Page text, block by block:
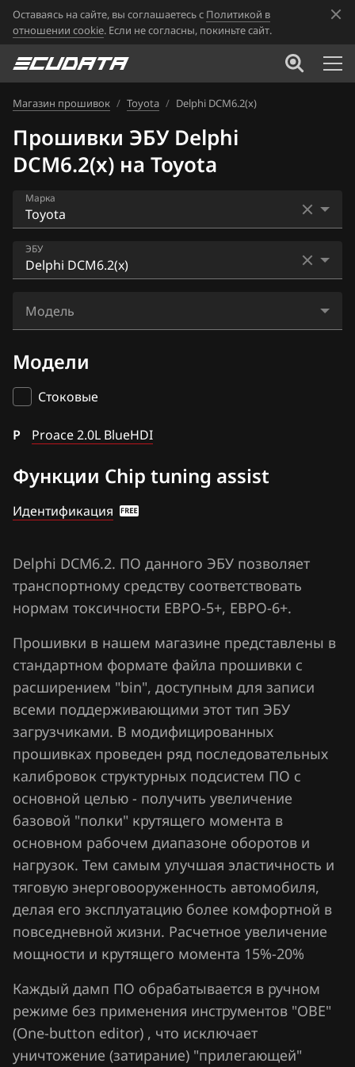
Оставаясь на сайте, вы соглашаетесь с Политикой в
отношении cookie. Если не согласны, покиньте сайт.
Магазин прошивок / Toyota / Delphi DCM6.2(x)
Прошивки ЭБУ Delphi
DCM6.2(x) на Toyota
Марка
Acura
Alfa Romeo
ATLAS
BAIC
BAW
Bentley
Cadillac
Changan
Chevrolet
Chrysler
Citroen
Dacia
Daewoo
DAF
Derways
Dodge
Dongfeng
Extreme moto
FAW
ЭБУ
Bosch MD1CS003
Bosch ME17.9.52
Bosch ME7.9.x
Denso (NEC) diesel GEN1
Denso (NEC) diesel GEN2
Denso (NEC) petrol GEN2
Denso (NEC) petrol GEN2 CAN (NEC D76F0196F1)
Denso (NEC) petrol GEN3
Denso (NEC) petrol GEN4
Valeo VD56.1
Модель
Модели
Стоковые
P Proace 2.0L BlueHDI
Функции Chip tuning assist
Идентификация
Delphi DCM6.2. ПО данного ЭБУ позволяет
транспортному средству соответствовать
нормам токсичности ЕВРО-5+, ЕВРО-6+.
Прошивки в нашем магазине представлены в
стандартном формате файла прошивки с
расширением "bin", доступным для записи
всеми поддерживающими этот тип ЭБУ
загрузчиками. В модифицированных
прошивках проведен ряд последовательных
калибровок структурных подсистем ПО с
основной целью - получить увеличение
базовой "полки" крутящего момента в
основном рабочем диапазоне оборотов и
нагрузок. Тем самым улучшая эластичность и
тяговую энерговооруженность автомобиля,
делая его эксплуатацию более комфортной в
повседневной жизни. Расчетное увеличение
мощности и крутящего момента 15%-20%
Каждый дамп ПО обрабатывается в ручном
режиме без применения инструментов "OBE"
(One-button editor) , что исключает
уничтожение (затирание) "прилегающей"